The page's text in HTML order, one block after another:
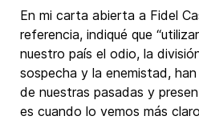
En mi carta abierta a Fidel
referencia, indiqué que
nuestro país el odio, la
sospecha y la enemistad,
de nuestras pasadas y
es cuando lo vemos más